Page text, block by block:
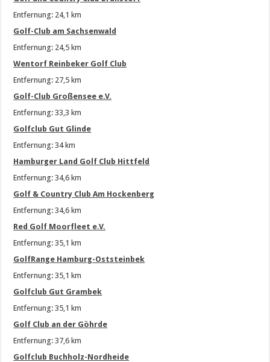
Entfernung: 24,1 km
Golf-Club am Sachsenwald
Entfernung: 24,5 km
Wentorf Reinbeker Golf Club
Entfernung: 27,5 km
Golf-Club Großensee e.V.
Entfernung: 33,3 km
Golfclub Gut Glinde
Entfernung: 34 km
Hamburger Land Golf Club Hittfeld
Entfernung: 34,6 km
Golf & Country Club Am Hockenberg
Entfernung: 34,6 km
Red Golf Moorfleet e.V.
Entfernung: 35,1 km
GolfRange Hamburg-Oststeinbek
Entfernung: 35,1 km
Golfclub Gut Grambek
Entfernung: 35,1 km
Golf Club an der Göhrde
Entfernung: 37,6 km
Golfclub Buchholz-Nordheide